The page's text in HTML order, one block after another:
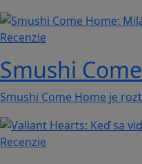
Recenzie
Smushi
Smushi Come Home je
Recenzie